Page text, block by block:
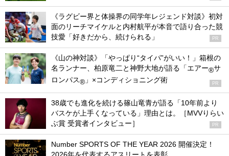
《ラグビー界と体操界の同学年レジェンド対談》初対
面のリーチマイケルと内村航平が本音で語り合った競
技愛「好きだから、続けられる」
PR
《山の神対談》「やっぱり“タイパ”がいい！」箱根の
名ランナー、柏原竜二と神野大地が語る「エアー®サ
ロンパス® 」×コンディショニング術 PR
38歳でも進化を続ける篠山竜青が語る「10年前より
バスケが上手くなっている」理由とは。［MVVりらい
ぶ賞 受賞者インタビュー］
PR
Number SPORTS OF THE YEAR 2026 開催決定！